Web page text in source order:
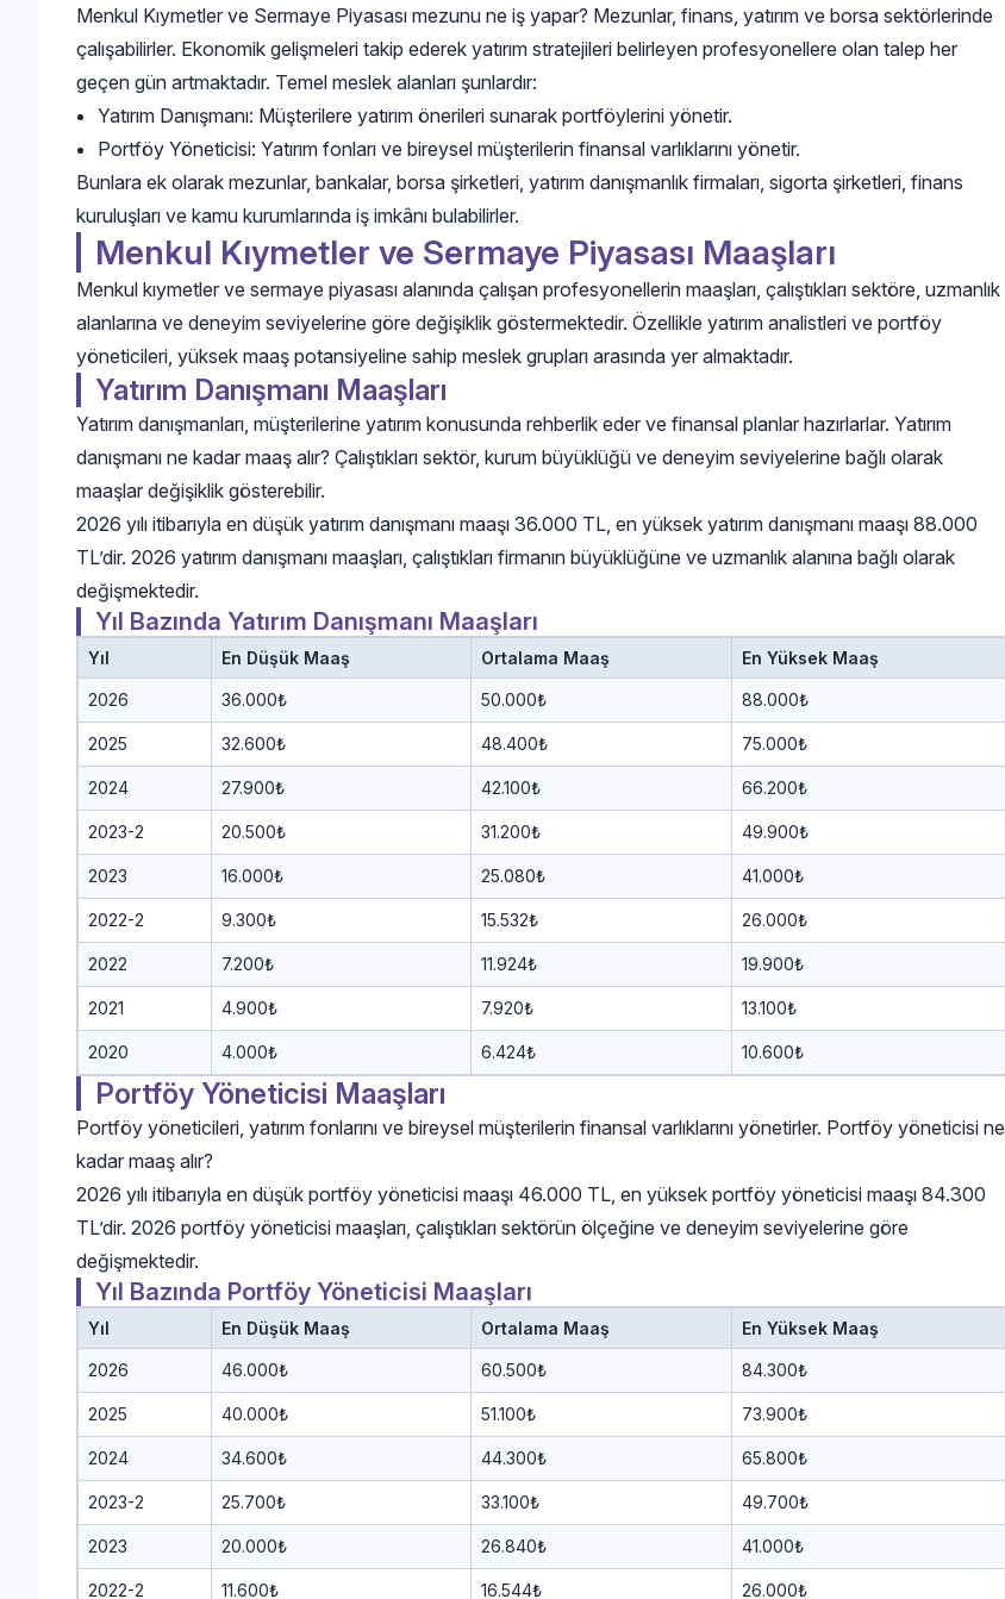
Menkul Kıymetler ve Sermaye Piyasası mezunu ne iş yapar? Mezunlar, finans, yatırım ve borsa sektörlerinde
çalışabilirler. Ekonomik gelişmeleri takip ederek yatırım stratejileri belirleyen profesyonellere olan talep her
geçen gün artmaktadır. Temel meslek alanları şunlardır:
Yatırım Danışmanı: Müşterilere yatırım önerileri sunarak portföylerini yönetir.
Portföy Yöneticisi: Yatırım fonları ve bireysel müşterilerin finansal varlıklarını yönetir.
Bunlara ek olarak mezunlar, bankalar, borsa şirketleri, yatırım danışmanlık firmaları, sigorta şirketleri, finans
kuruluşları ve kamu kurumlarında iş imkânı bulabilirler.
Menkul Kıymetler ve Sermaye Piyasası Maaşları
Menkul kıymetler ve sermaye piyasası alanında çalışan profesyonellerin maaşları, çalıştıkları sektöre, uzmanlık
alanlarına ve deneyim seviyelerine göre değişiklik göstermektedir. Özellikle yatırım analistleri ve portföy
yöneticileri, yüksek maaş potansiyeline sahip meslek grupları arasında yer almaktadır.
Yatırım Danışmanı Maaşları
Yatırım danışmanları, müşterilerine yatırım konusunda rehberlik eder ve finansal planlar hazırlarlar. Yatırım
danışmanı ne kadar maaş alır? Çalıştıkları sektör, kurum büyüklüğü ve deneyim seviyelerine bağlı olarak
maaşlar değişiklik gösterebilir.
2026 yılı itibarıyla en düşük yatırım danışmanı maaşı 36.000 TL, en yüksek yatırım danışmanı maaşı 88.000
TL’dir. 2026 yatırım danışmanı maaşları, çalıştıkları firmanın büyüklüğüne ve uzmanlık alanına bağlı olarak
değişmektedir.
Yıl Bazında Yatırım Danışmanı Maaşları
Yıl En Düşük Maaş Ortalama Maaş En Yüksek Maaş
2026 36.000₺ 50.000₺ 88.000₺
2025 32.600₺ 48.400₺ 75.000₺
2024 27.900₺ 42.100₺ 66.200₺
2023-2 20.500₺ 31.200₺ 49.900₺
2023 16.000₺ 25.080₺ 41.000₺
2022-2 9.300₺ 15.532₺ 26.000₺
2022 7.200₺ 11.924₺ 19.900₺
2021 4.900₺ 7.920₺ 13.100₺
2020 4.000₺ 6.424₺ 10.600₺
Portföy Yöneticisi Maaşları
Portföy yöneticileri, yatırım fonlarını ve bireysel müşterilerin finansal varlıklarını yönetirler. Portföy yöneticisi ne
kadar maaş alır?
2026 yılı itibarıyla en düşük portföy yöneticisi maaşı 46.000 TL, en yüksek portföy yöneticisi maaşı 84.300
TL’dir. 2026 portföy yöneticisi maaşları, çalıştıkları sektörün ölçeğine ve deneyim seviyelerine göre
değişmektedir.
Yıl Bazında Portföy Yöneticisi Maaşları
Yıl En Düşük Maaş Ortalama Maaş En Yüksek Maaş
2026 46.000₺ 60.500₺ 84.300₺
2025 40.000₺ 51.100₺ 73.900₺
2024 34.600₺ 44.300₺ 65.800₺
2023-2 25.700₺ 33.100₺ 49.700₺
2023 20.000₺ 26.840₺ 41.000₺
2022-2 11.600₺ 16.544₺ 26.000₺